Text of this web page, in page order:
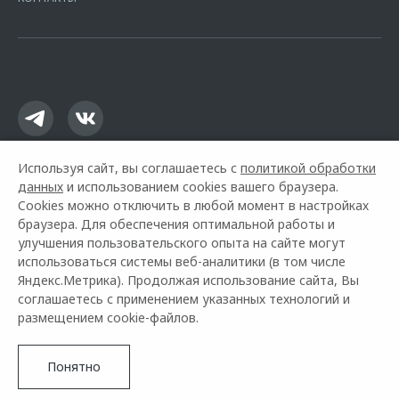
16.01.2015. Предложение ограничено и не является публичной
Горячая линия OMODA: +7 (8362) 38-11-11
Используя сайт, вы соглашаетесь с политикой обработки
данных и использованием cookies вашего браузера.
Cookies можно отключить в любой момент в настройках
браузера. Для обеспечения оптимальной работы и
улучшения пользовательского опыта на сайте могут
использоваться системы веб-аналитики (в том числе
Яндекс.Метрика). Продолжая использование сайта, Вы
соглашаетесь с применением указанных технологий и
размещением cookie-файлов.
Понятно